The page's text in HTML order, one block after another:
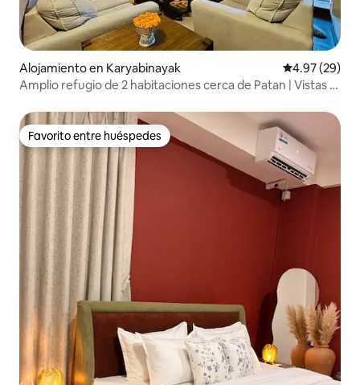
Alojamiento en Karyabinayak Calificación
4.97 (29)
Amplio refugio de 2 habitaciones cerca de Patan | Vistas al
Favorito entre huéspedes
Favorito entre huéspedes